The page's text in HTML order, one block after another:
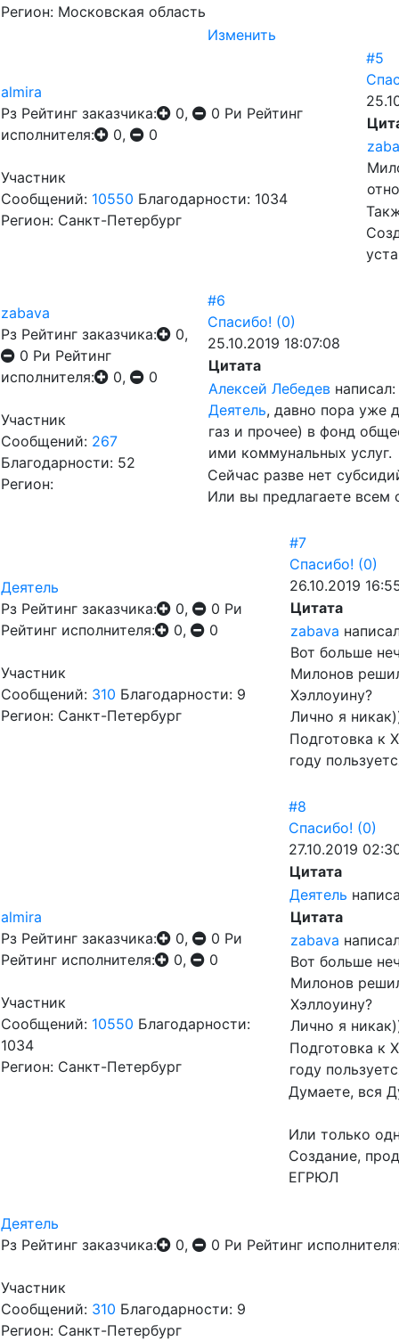
Регион: Московская область
Изменить
almira
Рз Рейтинг заказчика: 0, 0 Ри Рейтинг
исполнителя:
0, 0
Участник
Сообщений: 10550 Благодарности: 1034
Регион: Санкт-Петербург
#5
zabava
Рз Рейтинг заказчика:
0,
0 Ри Рейтинг
исполнителя:
0, 0
Участник
Сообщений: 267
Благодарности: 52
Регион:
#6
Спасибо! (0)
25.10.2019 18:07:08
Цитата
Алексей Лебедев написал:
Деятель, давно пора уже
газ и прочее) в фонд
ими коммунальных услуг.
Сейчас разве нет
Или вы предлагаете всем
Деятель
Рз Рейтинг заказчика: 0, 0 Ри
Рейтинг исполнителя:
0, 0
Участник
Сообщений: 310 Благодарности: 9
Регион: Санкт-Петербург
#7
Спасибо! (0)
26.10.2019
Цитата
zabava
Вот больше
Милонов
Хэллоуину?
Лично я
Подготовка к
году
almira
Рз Рейтинг заказчика: 0, 0 Ри
Рейтинг исполнителя:
0, 0
Участник
Сообщений: 10550 Благодарности:
1034
Регион: Санкт-Петербург
#8
Спасибо! (0)
27.10.2019
Цитата
Деятель
Цитата
zabava
Вот больше
Милонов
Хэллоуину?
Лично я
Подготовка к
году
Думаете, вся
Или только
Создание,
ЕГРЮЛ
Деятель
Рз Рейтинг заказчика: 0, 0 Ри Рейтинг
Участник
Сообщений: 310 Благодарности: 9
Регион: Санкт-Петербург